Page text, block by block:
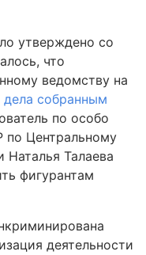
утверждено со
что
ведомству на
дела собранным
по особо
по Центральному
Талаева
фигурантам
деятельности